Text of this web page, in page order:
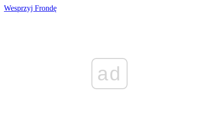
Wesprzyj Frondę
ad